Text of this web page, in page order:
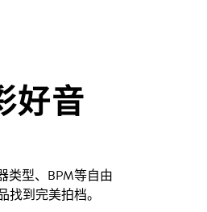
好音
类型、BPM等自由
到完美拍档。